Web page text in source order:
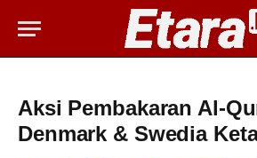
Aksi Pembakaran Al-
Denmark & Swedia